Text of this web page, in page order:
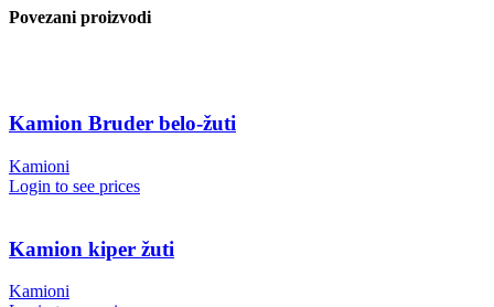
Povezani proizvodi
Kamion Bruder belo-žuti
Kamioni
Login to see prices
Kamion kiper žuti
Kamioni